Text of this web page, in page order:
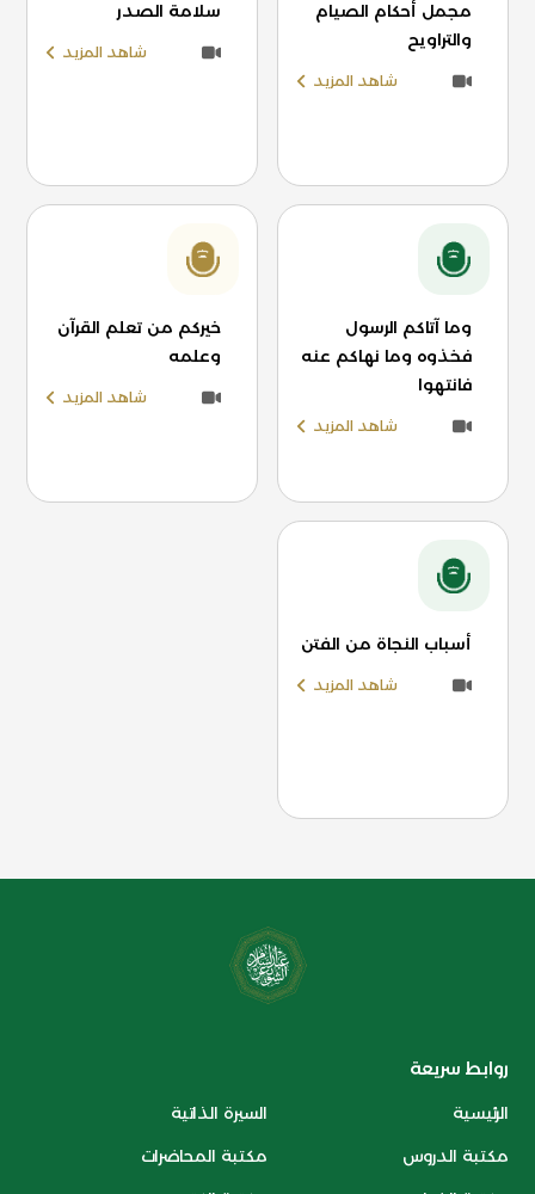
مجمل أحكام الصيام
والتراويح
شاهد المزيد
سلامة الصدر
شاهد المزيد
وما آتاكم الرسول
فخذوه وما نهاكم عنه
فانتهوا
شاهد المزيد
خيركم من تعلم القرآن
وعلمه
شاهد المزيد
أسباب النجاة من الفتن
شاهد المزيد
روابط سريعة
الرئيسية السيرة الذاتية
مكتبة الدروس مكتبة المحاضرات